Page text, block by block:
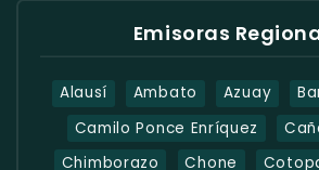
Emisoras
Alausí Ambato Azuay
Camilo Ponce Enríquez
Chimborazo
Chone